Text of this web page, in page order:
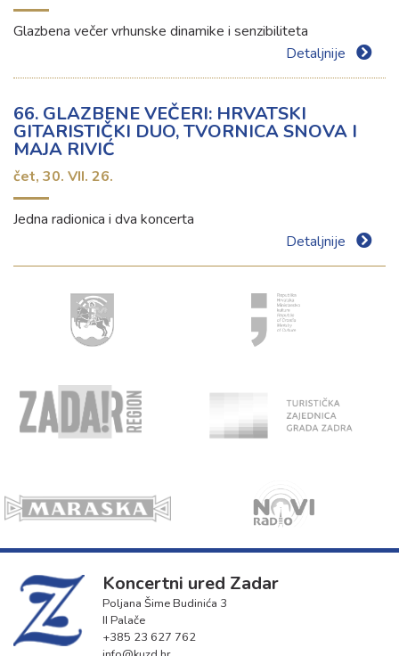
Glazbena večer vrhunske dinamike i senzibiliteta
Detaljnije
66. GLAZBENE VEČERI: HRVATSKI
GITARISTIČKI DUO, TVORNICA SNOVA I
MAJA RIVIĆ
čet, 30. VII. 26.
Jedna radionica i dva koncerta
Detaljnije
Koncertni ured Zadar
Poljana Šime Budinića 3
II Palače
+385 23 627 762